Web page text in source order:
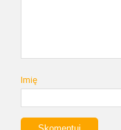
Imię